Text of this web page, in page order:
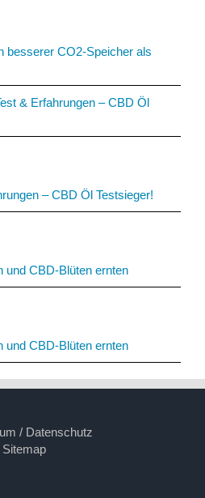
besserer CO2-Speicher als
& Erfahrungen – CBD Öl
– CBD Öl Testsieger!
und CBD-Blüten ernten
und CBD-Blüten ernten
/ Datenschutz
Sitemap